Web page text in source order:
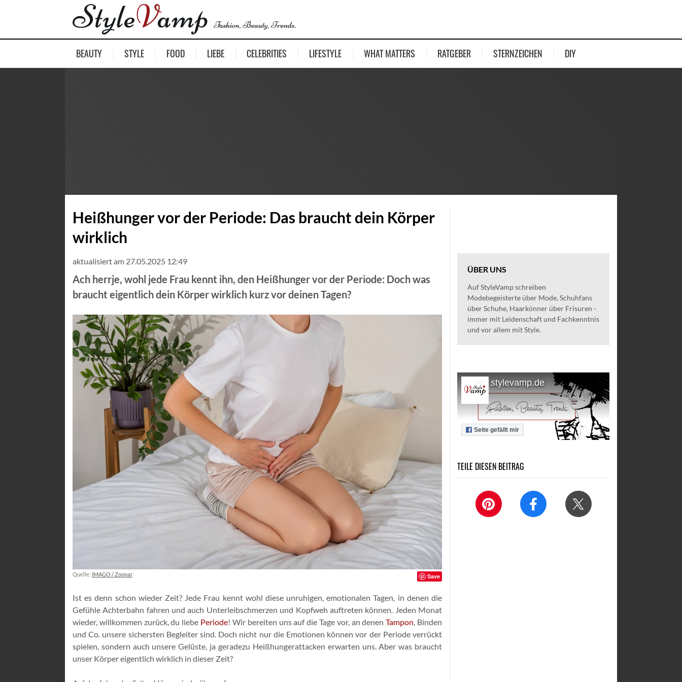
BEAUTY STYLE FOOD LIEBE CELEBRITIES LIFESTYLE WHAT MATTERS RATGEBER STERNZEICHEN DIY
Heißhunger vor der Periode: Das braucht dein Körper
wirklich
aktualisiert am 27.05.2025 12:49
Ach herrje, wohl jede Frau kennt ihn, den Heißhunger vor der Periode: Doch was
braucht eigentlich dein Körper wirklich kurz vor deinen Tagen?
Quelle: IMAGO / Zoonar Save
Ist es denn schon wieder Zeit? Jede Frau kennt wohl diese unruhigen, emotionalen Tagen, in denen die
Gefühle Achterbahn fahren und auch Unterleibschmerzen und Kopfweh auftreten können. Jeden Monat
wieder, willkommen zurück, du liebe Periode! Wir bereiten uns auf die Tage vor, an denenTampon, Binden
und Co. unsere sichersten Begleiter sind. Doch nicht nur die Emotionen können vor der Periode verrückt
spielen, sondern auch unsere Gelüste, ja geradezu Heißhungerattacken erwarten uns. Aber was braucht
unser Körper eigentlich wirklich in dieser Zeit?
ÜBER UNS
Auf StyleVamp schreiben
Modebegeisterte über Mode, Schuhfans
über Schuhe, Haarkönner über Frisuren -
immer mit Leidenschaft und Fachkenntnis
und vor allem mit Style.
stylevamp.de
Seite gefällt mir
TEILE DIESEN BEITRAG